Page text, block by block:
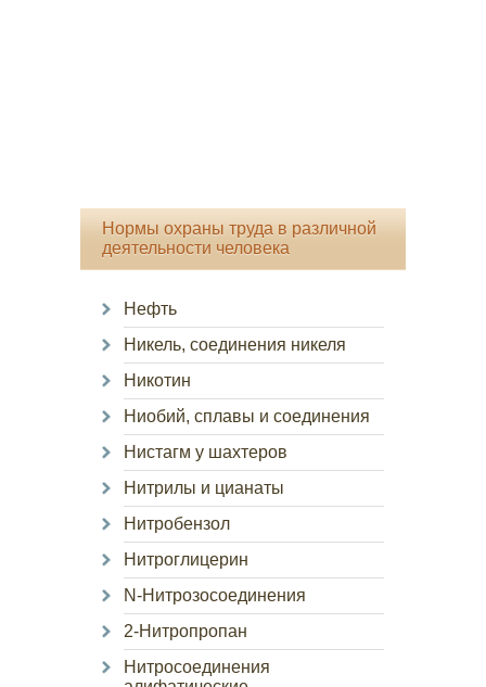
Нормы охраны труда в различной
деятельности человека
Нефть
Никель, соединения никеля
Никотин
Ниобий, сплавы и соединения
Нистагм у шахтеров
Нитрилы и цианаты
Нитробензол
Нитроглицерин
N-Нитрозосоединения
2-Нитропропан
Нитросоединения